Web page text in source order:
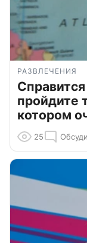
РАЗВЛЕЧЕНИЯ
пройдите
котором
25